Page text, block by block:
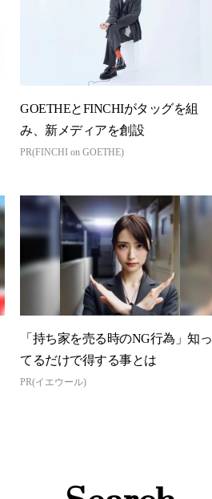
GOETHEとFINCHIがタッグを組
み、新メディアを創設
PR(FINCHI on GOETHE)
「持ち家を売る時のNG行為」知っ
てるだけで得する事とは
PR(イエウール)